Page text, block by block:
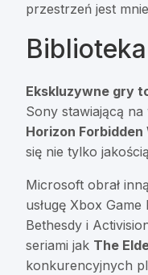
przestrzeń jest
Ekskluzywne gry
Sony stawiającą
Horizon Forbidden
się nie tylko
Microsoft obrał
usługę Xbox
Bethesdy i
seriami jak The
konkurencyjnych